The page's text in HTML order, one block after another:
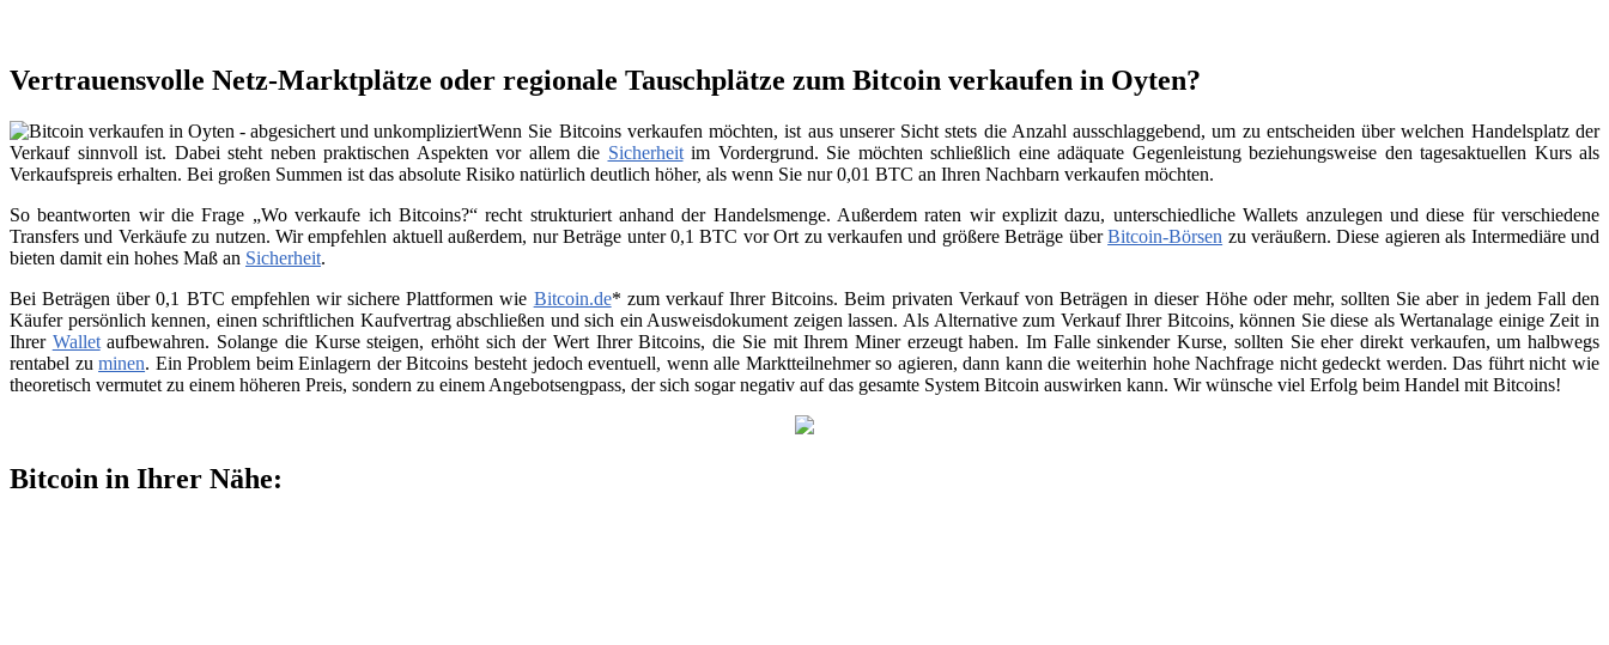
Vertrauensvolle Netz-Marktplätze oder regionale Tauschplätze zum Bitcoin verkaufen in Oyten?
Wenn Sie Bitcoins verkaufen möchten, ist aus unserer Sicht stets die Anzahl ausschlaggebend, um zu entscheiden über welchen Handelsplatz der
Verkauf sinnvoll ist. Dabei steht neben praktischen Aspekten vor allem die Sicherheitim Vordergrund. Sie möchten schließlich eine adäquate Gegenleistung beziehungsweise den tagesaktuellen Kurs als
Verkaufspreis erhalten. Bei großen Summen ist das absolute Risiko natürlich deutlich höher, als wenn Sie nur 0,01 BTC an Ihren Nachbarn verkaufen möchten.
So beantworten wir die Frage „Wo verkaufe ich Bitcoins?“ recht strukturiert anhand der Handelsmenge. Außerdem raten wir explizit dazu, unterschiedliche Wallets anzulegen und diese für verschiedene
Transfers und Verkäufe zu nutzen. Wir empfehlen aktuell außerdem, nur Beträge unter 0,1 BTC vor Ort zu verkaufen und größere Beträge überBitcoin-Börsen zu veräußern. Diese agieren als Intermediäre und
bieten damit ein hohes Maß an Sicherheit.
Bei Beträgen über 0,1 BTC empfehlen wir sichere Plattformen wie Bitcoin.de* zum verkauf Ihrer Bitcoins. Beim privaten Verkauf von Beträgen in dieser Höhe oder mehr, sollten Sie aber in jedem Fall den
Käufer persönlich kennen, einen schriftlichen Kaufvertrag abschließen und sich ein Ausweisdokument zeigen lassen. Als Alternative zum Verkauf Ihrer Bitcoins, können Sie diese als Wertanalage einige Zeit in
Ihrer Walletaufbewahren. Solange die Kurse steigen, erhöht sich der Wert Ihrer Bitcoins, die Sie mit Ihrem Miner erzeugt haben. Im Falle sinkender Kurse, sollten Sie eher direkt verkaufen, um halbwegs
rentabel zuminen. Ein Problem beim Einlagern der Bitcoins besteht jedoch eventuell, wenn alle Marktteilnehmer so agieren, dann kann die weiterhin hohe Nachfrage nicht gedeckt werden. Das führt nicht wie
theoretisch vermutet zu einem höheren Preis, sondern zu einem Angebotsengpass, der sich sogar negativ auf das gesamte System Bitcoin auswirken kann. Wir wünsche viel Erfolg beim Handel mit Bitcoins!
Bitcoin in Ihrer Nähe: